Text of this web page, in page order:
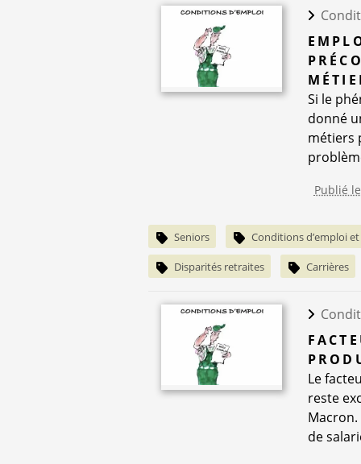
Si le
donné
métiers
Publié
Seniors Conditions d’emploi
Disparités retraites Carrières
Le
reste
de